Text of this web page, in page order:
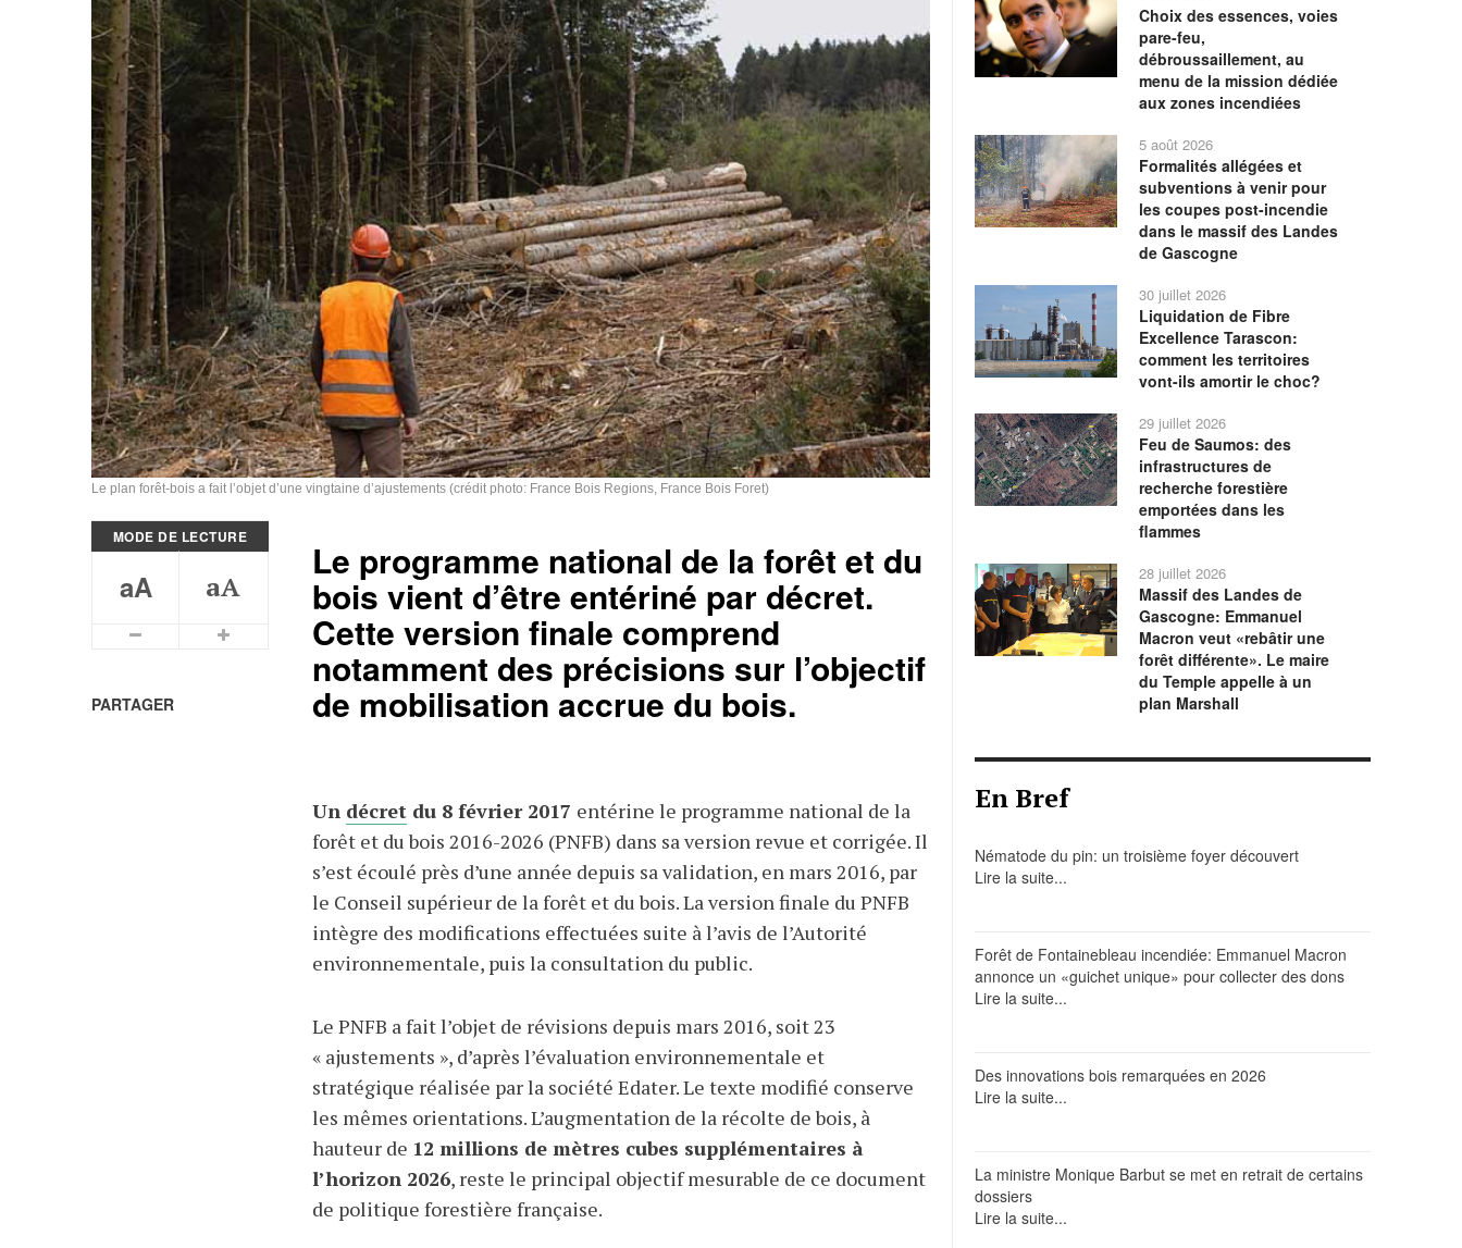
Le plan forêt-bois a fait l’objet d’une vingtaine d’ajustements (crédit photo: France Bois Regions, France Bois Foret)
MODE DE LECTURE
aA aA
Plus petits caractèresPlus grands caractères
PARTAGER
Le programme national de la forêt et du
bois vient d’être entériné par décret.
Cette version finale comprend
notamment des précisions sur l’objectif
de mobilisation accrue du bois.
Un décretdu 8 février 2017 entérine le programme national de la
forêt et du bois 2016-2026 (PNFB) dans sa version revue et corrigée. Il
s’est écoulé près d’une année depuis sa validation, en mars 2016, par
le Conseil supérieur de la forêt et du bois. La version finale du PNFB
intègre des modifications effectuées suite à l’avis de l’Autorité
environnementale, puis la consultation du public.
Le PNFB a fait l’objet de révisions depuis mars 2016, soit 23
« ajustements », d’après l’évaluation environnementale et
stratégique réalisée par la société Edater. Le texte modifié conserve
les mêmes orientations. L’augmentation de la récolte de bois, à
hauteur de 12 millions de mètres cubes supplémentaires à
l’horizon 2026, reste le principal objectif mesurable de ce document
de politique forestière française.
Choix des essences, voies
pare-feu,
débroussaillement, au
menu de la mission dédiée
aux zones incendiées
5 août 2026
Formalités allégées et
subventions à venir pour
les coupes post-incendie
dans le massif des Landes
de Gascogne
30 juillet 2026
Liquidation de Fibre
Excellence Tarascon:
comment les territoires
vont-ils amortir le choc?
29 juillet 2026
Feu de Saumos: des
infrastructures de
recherche forestière
emportées dans les
flammes
28 juillet 2026
Massif des Landes de
Gascogne: Emmanuel
Macron veut «rebâtir une
forêt différente». Le maire
du Temple appelle à un
plan Marshall
En Bref
Nématode du pin: un troisième foyer découvert
Lire la suite...
Forêt de Fontainebleau incendiée: Emmanuel Macron
annonce un «guichet unique» pour collecter des dons
Lire la suite...
Des innovations bois remarquées en 2026
Lire la suite...
La ministre Monique Barbut se met en retrait de certains
dossiers
Lire la suite...